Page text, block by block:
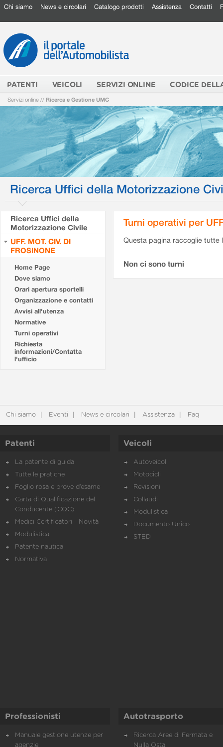
Chi siamo News e circolari Catalogo prodotti Assistenza Contatti
PATENTI VEICOLI SERVIZI ONLINE CODICE
Servizi online // Ricerca e Gestione UMC
Ricerca Uffici della Motorizzazione
Ricerca Uffici della
Motorizzazione Civile
UFF. MOT. CIV. DI
FROSINONE
Home Page
Dove siamo
Orari apertura sportelli
Organizzazione e contatti
Avvisi all'utenza
Normative
Turni operativi
Richiesta
informazioni/Contatta
l'ufficio
Turni operativi per
Questa pagina raccoglie tutte
Non ci sono turni
Chi siamo Eventi News e circolari Assistenza Faq
Patenti
La patente di guida
Tutte le pratiche
Foglio rosa e prove d’esame
Carta di Qualificazione del
Conducente (CQC)
Medici Certificatori - Novità
Modulistica
Patente nautica
Normativa
Veicoli
Autoveicoli
Motocicli
Revisioni
Collaudi
Modulistica
Documento Unico
STED
Professionisti
Manuale gestione utenze per
agenzie
Autotrasporto
Ricerca Aree di Fermata e
Nulla Osta